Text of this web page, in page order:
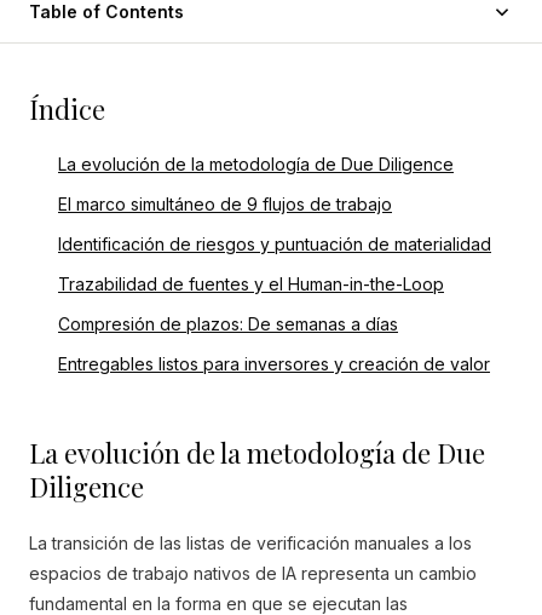
Table of Contents
Índice
La evolución de la metodología de Due Diligence
El marco simultáneo de 9 flujos de trabajo
Identificación de riesgos y puntuación de materialidad
Trazabilidad de fuentes y el Human-in-the-Loop
Compresión de plazos: De semanas a días
Entregables listos para inversores y creación de valor
La evolución de la metodología de Due
Diligence
La transición de las listas de verificación manuales a los
espacios de trabajo nativos de IA representa un cambio
fundamental en la forma en que se ejecutan las